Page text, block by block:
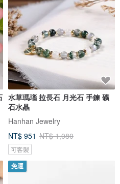
水草瑪瑙 拉長石 月光石 手鍊 礦
石水晶
Hanhan Jewelry
NT$ 951 NT$ 1,080
可客製
免運